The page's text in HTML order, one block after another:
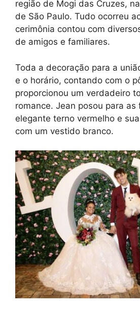
região de Mogi das Cruzes,
de São Paulo. Tudo ocorreu
cerimônia contou com
de amigos e familiares.
Toda a decoração para a
e o horário, contando com o
proporcionou um verdadeiro
romance. Jean posou para as
elegante terno vermelho e
com um vestido branco.